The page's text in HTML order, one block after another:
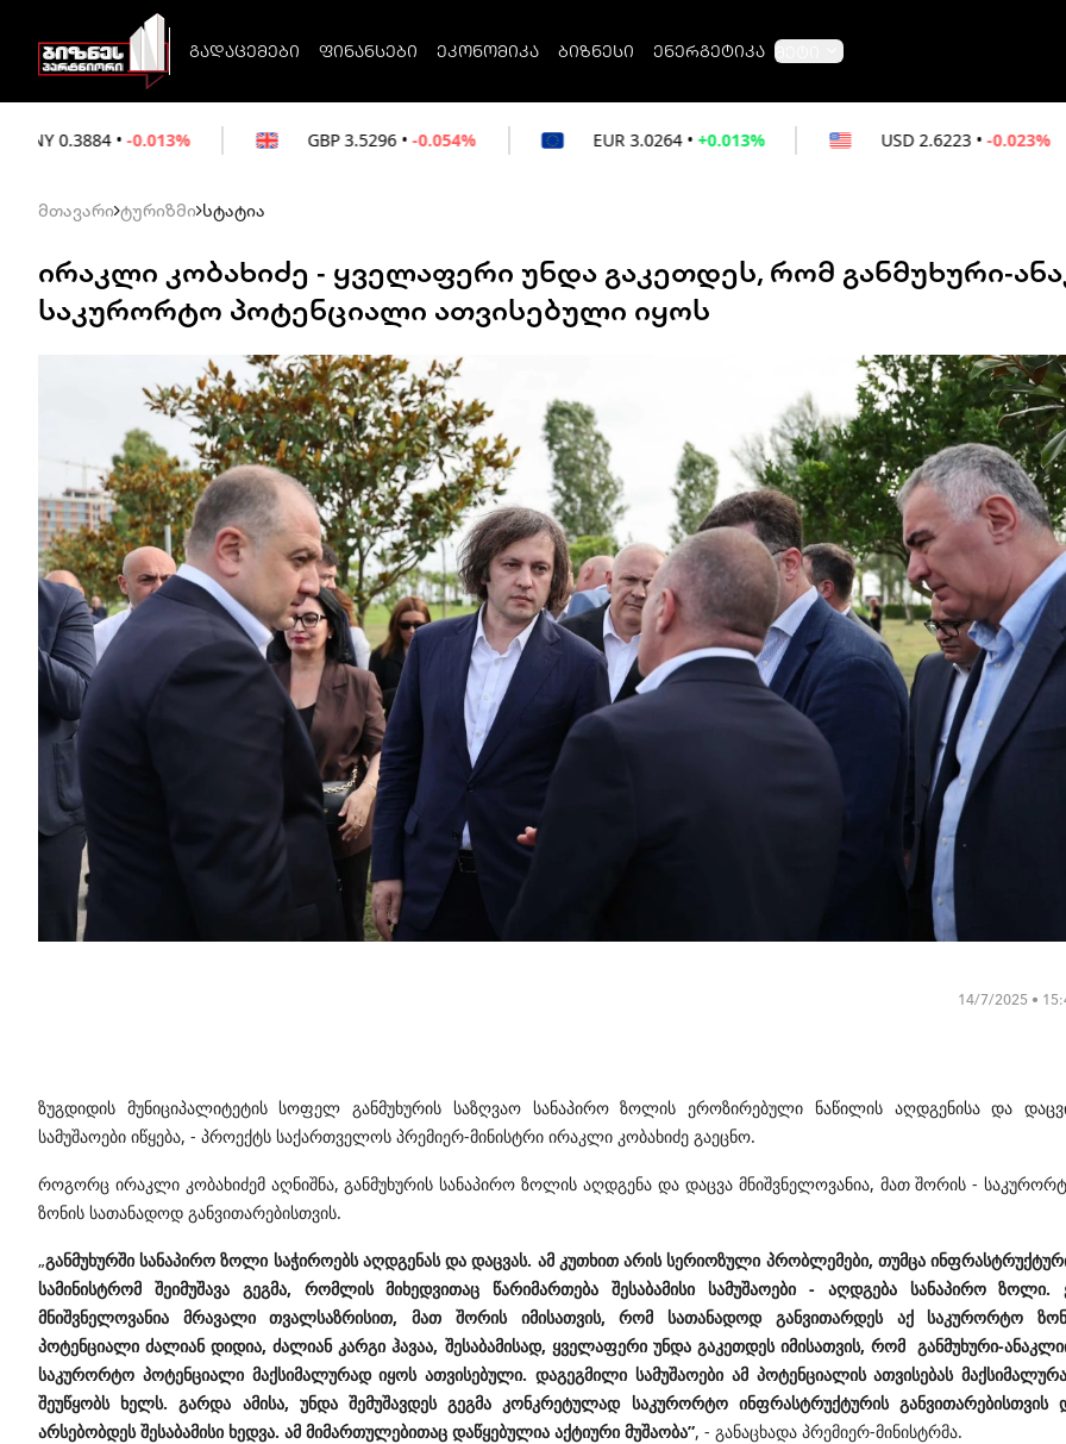
გადაცემები ფინანსები ეკონომიკა ბიზნესი ენერგეტიკა მეტი
GBP • -0.054% EUR • +0.013% USD • -0.023% RUB
მთავარი ტურიზმი სტატია
ირაკლი კობახიძე - ყველაფერი უნდა გაკეთდეს, რომ განმუხური-
საკურორტო პოტენციალი ათვისებული იყოს
14/7/2025 •
ზუგდიდის მუნიციპალიტეტის სოფელ განმუხურის საზღვაო სანაპირო ზოლის ეროზირებული ნაწილის აღდგენისა და
სამუშაოები იწყება, - პროექტს საქართველოს პრემიერ-მინისტრი ირაკლი კობახიძე გაეცნო.
როგორც ირაკლი კობახიძემ აღნიშნა, განმუხურის სანაპირო ზოლის აღდგენა და დაცვა მნიშვნელოვანია, მათ შორის -
ზონის სათანადოდ განვითარებისთვის.
„განმუხურში სანაპირო ზოლი საჭიროებს აღდგენას და დაცვას. ამ კუთხით არის სერიოზული პრობლემები, თუმცა
სამინისტრომ შეიმუშავა გეგმა, რომლის მიხედვითაც წარიმართება შესაბამისი სამუშაოები - აღდგება სანაპირო ზოლი.
მნიშვნელოვანია მრავალი თვალსაზრისით, მათ შორის იმისათვის, რომ სათანადოდ განვითარდეს აქ საკურორტო
პოტენციალი ძალიან დიდია, ძალიან კარგი ჰავაა, შესაბამისად, ყველაფერი უნდა გაკეთდეს იმისათვის, რომ განმუხური-
საკურორტო პოტენციალი მაქსიმალურად იყოს ათვისებული. დაგეგმილი სამუშაოები ამ პოტენციალის ათვისებას
შეუწყობს ხელს. გარდა ამისა, უნდა შემუშავდეს გეგმა კონკრეტულად საკურორტო ინფრასტრუქტურის განვითარებისთვის
არსებობდეს შესაბამისი ხედვა. ამ მიმართულებითაც დაწყებულია აქტიური მუშაობა”, - განაცხადა პრემიერ-მინისტრმა.